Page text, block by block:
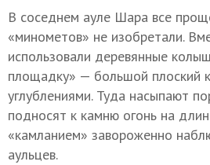
В соседнем ауле Шара все
«минометов» не изобретали.
использовали деревянные
площадку» — большой плоский
углублениями. Туда насыпают
подносят к камню огонь на
«камланием» завороженно
аульцев.